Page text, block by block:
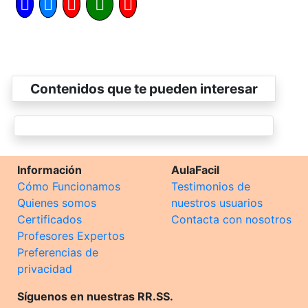
Contenidos que te pueden interesar
Información
Cómo Funcionamos
Quienes somos
Certificados
Profesores Expertos
Preferencias de
privacidad
AulaFacil
Testimonios de
nuestros usuarios
Contacta con nosotros
Síguenos en nuestras RR.SS.